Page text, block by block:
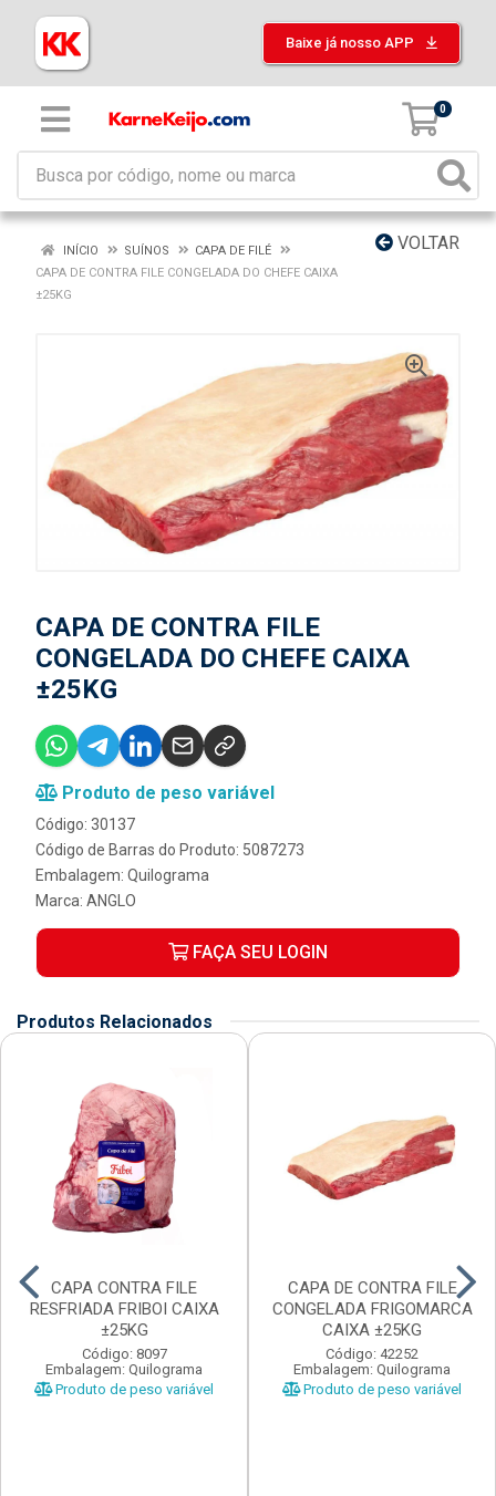
Baixe já nosso APP
0
VOLTAR
INÍCIO SUÍNOS
CAPA DE FILÉ
CAPA DE CONTRA FILE CONGELADA DO CHEFE CAIXA
±25KG
CAPA DE CONTRA FILE
CONGELADA DO CHEFE CAIXA
±25KG
Produto de peso variável
Código: 30137
Código de Barras do Produto: 5087273
Embalagem: Quilograma
Marca: ANGLO
FAÇA SEU LOGIN
Produtos Relacionados
CAPA CONTRA FILE
RESFRIADA FRIBOI CAIXA
±25KG
Código: 8097
Embalagem: Quilograma
Produto de peso variável
CAPA DE CONTRA FILE
CONGELADA FRIGOMARCA
CAIXA ±25KG
Código: 42252
Embalagem: Quilograma
Produto de peso variável